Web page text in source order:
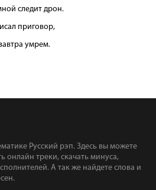
следит дрон.
приговор,
умрем.
Русский рэп. Здесь вы можете
онлайн треки, скачать минуса,
А так же найдете слова и